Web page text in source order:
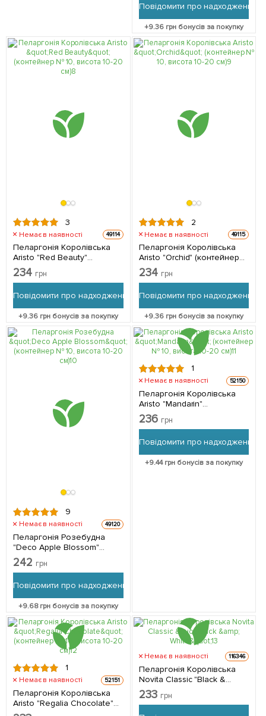
Повідомити про надходження
+9.36грн бонусів за покупку
3
Немає в наявності 49114
Пеларгонія Королівська
Aristo "Red Beauty"
(контейнер № 10, висота
10-20 см) 1 саджанець в
234 грн
Повідомити про надходження
+9.36 грн бонусів за покупку
2
Немає в наявності 49115
Пеларгонія Королівська
Aristo "Orchid" (контейнер
№ 10, висота 10-20 см) 1
саджанець в упаковці
234 грн
Повідомити про надходження
+9.36грн бонусів за покупку
9
Немає в наявності 49120
Пеларгонія Розебудна
"Deco Apple Blossom"
(контейнер № 10, висота
10-20 см) 1 саджанець в
242 грн
Повідомити про надходження
+9.68грн бонусів за покупку
1
Немає в наявності 52150
Пеларгонія Королівська
Aristo "Mandarin"
(контейнер № 10, висота
10-20 см) 1 саджанець в
236 грн
Повідомити про надходження
+9.44грн бонусів за покупку
1
Немає в наявності 52151
Пеларгонія Королівська
Aristo "Regalia Chocolate"
(контейнер № 10, висота
Немає в наявності 116346
Пеларгонія Королівська
Novita Classic "Black &
White" 1 саджанець в
упаковці
233 грн